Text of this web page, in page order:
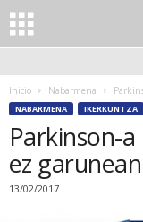
Inicio Nabarmena
NABARMENA IKERKUNTZA
Parkinson-
ez garunean
13/02/2017